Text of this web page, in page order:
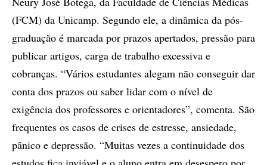
(FCM) da Unicamp. Segundo ele, a dinâmica da pós-
graduação é marcada por prazos apertados, pressão para
publicar artigos, carga de trabalho excessiva e
cobranças. “Vários estudantes alegam não conseguir dar
conta dos prazos ou saber lidar com o nível de
exigência dos professores e orientadores”, comenta. São
frequentes os casos de crises de estresse, ansiedade,
pânico e depressão. “Muitas vezes a continuidade dos